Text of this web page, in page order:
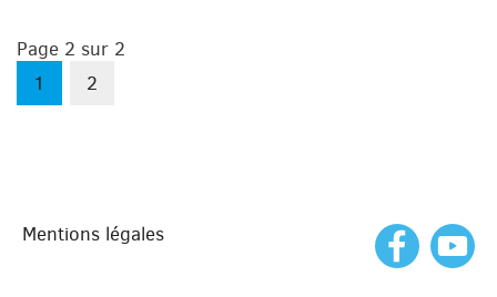
Page 2 sur 2
1
2
Mentions légales